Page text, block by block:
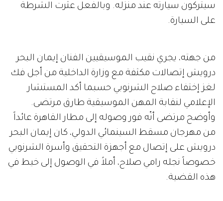
سيتركون سيارته عند منزله. وبالفعل عثرت الشرطة
على السيارة.
من جهته، يجري نقيب الموسيقيين الفنان إيمان البحر
درويش إتصالات مكثفة مع وزارة الداخلية من أجل فك
لغز إختفاء صلاح الشرنوبي حسبما أكد المستشار
الإعلامي لنقابة المهن الموسيقية طارق مرتضى.
وأوضح مرتضى أنّه فور وصوله إلى مطار القاهرة عائداً
من مهرجان مسقط السينمائي الدولي، كان إيمان البحر
درويش على إتصال مع أجهزة التحقيق وأسرة الشرنوبي
خصوصاً نجله رامي صلاح، أملاً في الوصول إلى خيط في
هذه القضية.